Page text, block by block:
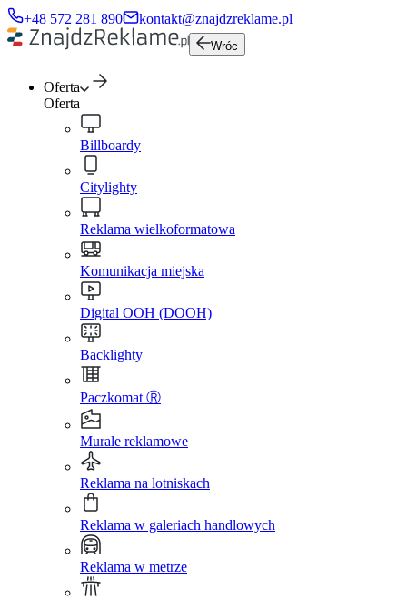
+48 572 281 890 kontakt@znajdzreklame.pl
Wróc
Oferta
Oferta
Billboardy
Citylighty
Reklama wielkoformatowa
Komunikacja miejska
Digital OOH (DOOH)
Backlighty
Paczkomat Ⓡ
Murale reklamowe
Reklama na lotniskach
Reklama w galeriach handlowych
Reklama w metrze